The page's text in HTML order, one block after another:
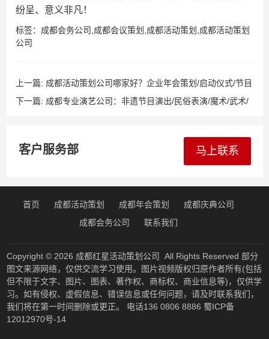
纷呈、意义非凡！
标签： 成都会务公司 成都会议策划 成都活动策划 成都活动策划
公司
上一篇: 成都活动策划公司哪家好？企业年会策划/启动仪式/节目
演艺/开业庆典/舞狮表演/礼仪模特/舞蹈乐队/舞台搭建/桁架背
下一篇: 成都专业演艺公司：非遗节目演出/民俗表演/魔术/武术/
客户服务部 马上联系
首页 成都活动策划 成都年会策划
成都庆典公司
成都会务公司
联系我们
Copyright © 2026 成都红星活动策划公司 All Rights Reserved 部分
图文来源网络，仅供交流学习使用。图片视频版权归原作者所有(包括
但不限于文字、图片、图表、著作权、商标权、商业信息等)，仅供学
习。如有侵权、虚假信息、错误信息或任何问题，请及时联系我们，
我们将在第一时间删除或更正。 电话136 0806 8886 蜀ICP备
12012970号-14